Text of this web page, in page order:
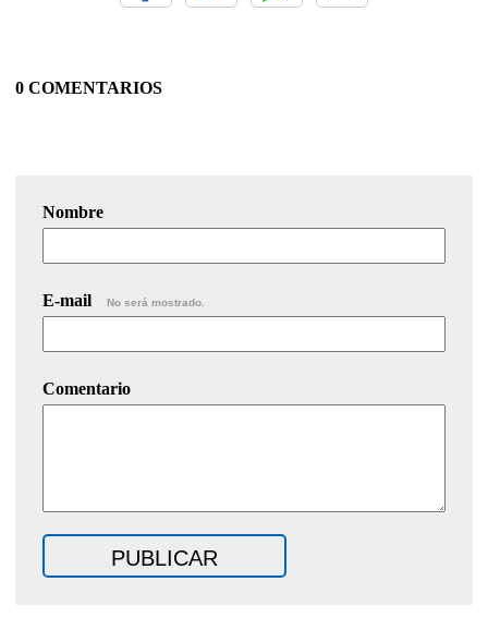
0 COMENTARIOS
Nombre
E-mail No será mostrado.
Comentario